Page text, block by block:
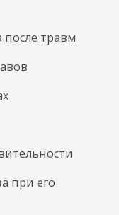
травм
при его